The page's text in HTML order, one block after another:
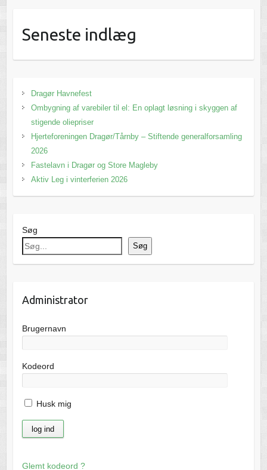
Seneste indlæg
Dragør Havnefest
Ombygning af varebiler til el: En oplagt løsning i skyggen af
stigende oliepriser
Hjerteforeningen Dragør/Tårnby – Stiftende generalforsamling
2026
Fastelavn i Dragør og Store Magleby
Aktiv Leg i vinterferien 2026
Søg
Søg
Administrator
Brugernavn
Kodeord
Husk mig
Glemt kodeord ?